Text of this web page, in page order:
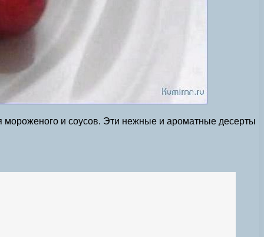
мороженого и соусов. Эти нежные и ароматные десерты